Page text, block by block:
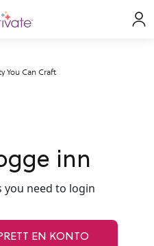
You Can Craft
inn
you need to login
EN KONTO